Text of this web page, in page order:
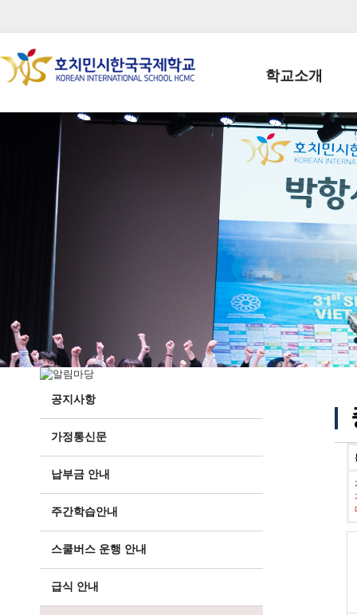
학교소개
학교장인사말
학생회장인사말
학교상징
학교 CI
교직원현황
학생현황
위치/전화
전경사진
공지사항
가정통신문
납부금 안내
주간학습안내
스쿨버스 운행 안내
급식 안내